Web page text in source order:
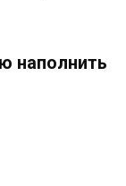
наполнить